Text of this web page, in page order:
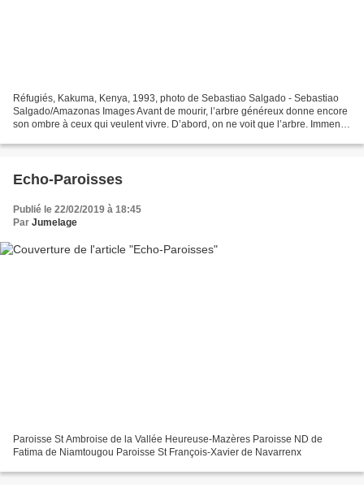
Réfugiés, Kakuma, Kenya, 1993, photo de Sebastiao Salgado - Sebastiao
Salgado/Amazonas Images Avant de mourir, l’arbre généreux donne encore
son ombre à ceux qui veulent vivre. D’abord, on ne voit que l’arbre. Immense
Echo-Paroisses
Publié le 22/02/2019 à 18:45
Par Jumelage
Paroisse St Ambroise de la Vallée Heureuse-Mazères Paroisse ND de
Fatima de Niamtougou Paroisse St François-Xavier de Navarrenx